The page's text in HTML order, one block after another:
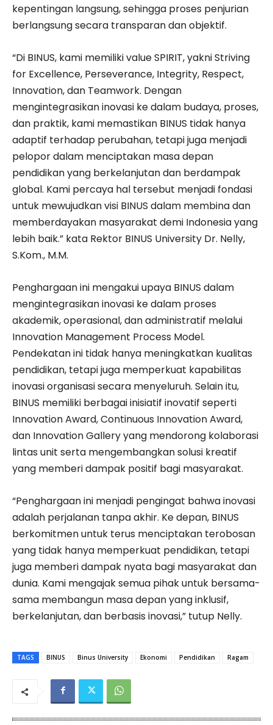
kepentingan langsung, sehingga proses penjurian
berlangsung secara transparan dan objektif.
“Di BINUS, kami memiliki value SPIRIT, yakni Striving
for Excellence, Perseverance, Integrity, Respect,
Innovation, dan Teamwork. Dengan
mengintegrasikan inovasi ke dalam budaya, proses,
dan praktik, kami memastikan BINUS tidak hanya
adaptif terhadap perubahan, tetapi juga menjadi
pelopor dalam menciptakan masa depan
pendidikan yang berkelanjutan dan berdampak
global. Kami percaya hal tersebut menjadi fondasi
untuk mewujudkan visi BINUS dalam membina dan
memberdayakan masyarakat demi Indonesia yang
lebih baik.” kata Rektor BINUS University Dr. Nelly,
S.Kom., M.M.
Penghargaan ini mengakui upaya BINUS dalam
mengintegrasikan inovasi ke dalam proses
akademik, operasional, dan administratif melalui
Innovation Management Process Model.
Pendekatan ini tidak hanya meningkatkan kualitas
pendidikan, tetapi juga memperkuat kapabilitas
inovasi organisasi secara menyeluruh. Selain itu,
BINUS memiliki berbagai inisiatif inovatif seperti
Innovation Award, Continuous Innovation Award,
dan Innovation Gallery yang mendorong kolaborasi
lintas unit serta mengembangkan solusi kreatif
yang memberi dampak positif bagi masyarakat.
“Penghargaan ini menjadi pengingat bahwa inovasi
adalah perjalanan tanpa akhir. Ke depan, BINUS
berkomitmen untuk terus menciptakan terobosan
yang tidak hanya memperkuat pendidikan, tetapi
juga memberi dampak nyata bagi masyarakat dan
dunia. Kami mengajak semua pihak untuk bersama-
sama membangun masa depan yang inklusif,
berkelanjutan, dan berbasis inovasi,” tutup Nelly.
TAGS BINUS Binus University Ekonomi Pendidikan Ragam